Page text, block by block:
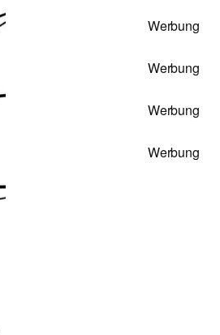
Werbung
Werbung
Werbung
Werbung